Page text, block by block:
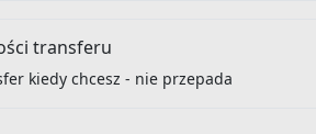
transferu
kiedy chcesz - nie przepada